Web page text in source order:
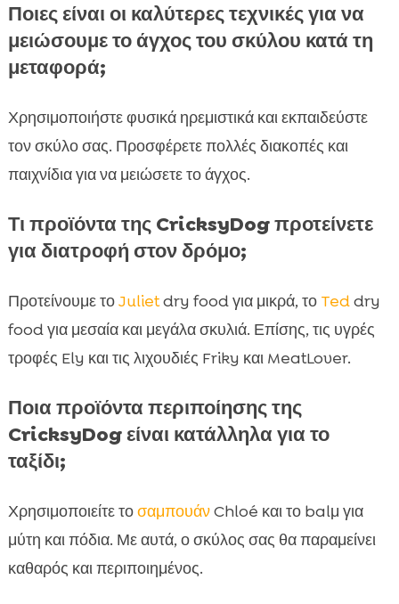
Ποιες είναι οι καλύτερες τεχνικές για να
μειώσουμε το άγχος του σκύλου κατά τη
μεταφορά;
Χρησιμοποιήστε φυσικά ηρεμιστικά και εκπαιδεύστε
τον σκύλο σας. Προσφέρετε πολλές διακοπές και
παιχνίδια για να μειώσετε το άγχος.
Τι προϊόντα της CricksyDog προτείνετε
για διατροφή στον δρόμο;
Προτείνουμε τοJulietdry food για μικρά, το Teddry
food για μεσαία και μεγάλα σκυλιά. Επίσης, τις υγρές
τροφές Ely και τις λιχουδιές Friky και MeatLover.
Ποια προϊόντα περιποίησης της
CricksyDog είναι κατάλληλα για το
ταξίδι;
Χρησιμοποιείτε τοσαμπουάνChloé και το balμ για
μύτη και πόδια. Με αυτά, ο σκύλος σας θα παραμείνει
καθαρός και περιποιημένος.